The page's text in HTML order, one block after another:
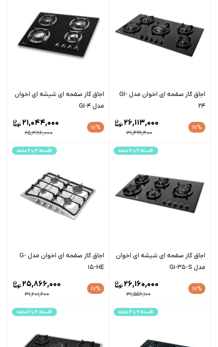
اجاق گاز صفحه ای اخوان مدل GI-
24
17%
31,499,400
26,113,000
اجاق گاز صفحه ای شیشه ای اخوان
مدل GI-4
17%
25,386,000
21,044,000
اجاق گاز صفحه ای شیشه ای اخوان
مدل Gi-35-S
17%
31,556,100
26,160,000
اجاق گاز صفحه ای اخوان مدل G-
15-HE
17%
31,201,600
25,866,000